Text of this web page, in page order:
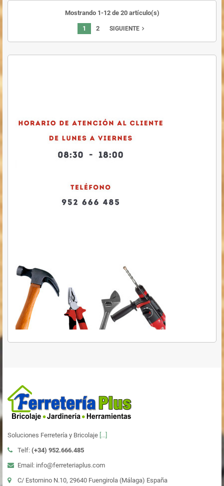
Mostrando 1-12 de 20 artículo(s)
1 2 SIGUIENTE navigate_next
Soluciones Ferretería y Bricolaje [...]
Telf: (+34) 952.666.485
Email: info@ferreteriaplus.com
C/ Estornino N.10, 29640 Fuengirola (Málaga) España